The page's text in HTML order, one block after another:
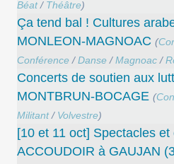
Béat/ Théâtre)
Ça tend bal ! Cultures
MONLEON-MAGNOAC (
Conférence/Danse/Magnoac/
Concerts de soutien aux
MONTBRUN-BOCAGE (
Militant/ Volvestre)
[10 et 11 oct] Spectacles et
ACCOUDOIR à GAUJAN